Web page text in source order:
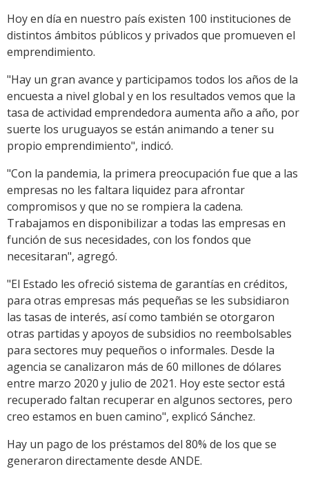
Hoy en día en nuestro país existen 100 instituciones de
distintos ámbitos públicos y privados que promueven el
emprendimiento.
"Hay un gran avance y participamos todos los años de la
encuesta a nivel global y en los resultados vemos que la
tasa de actividad emprendedora aumenta año a año, por
suerte los uruguayos se están animando a tener su
propio emprendimiento", indicó.
"Con la pandemia, la primera preocupación fue que a las
empresas no les faltara liquidez para afrontar
compromisos y que no se rompiera la cadena.
Trabajamos en disponibilizar a todas las empresas en
función de sus necesidades, con los fondos que
necesitaran", agregó.
"El Estado les ofreció sistema de garantías en créditos,
para otras empresas más pequeñas se les subsidiaron
las tasas de interés, así como también se otorgaron
otras partidas y apoyos de subsidios no reembolsables
para sectores muy pequeños o informales. Desde la
agencia se canalizaron más de 60 millones de dólares
entre marzo 2020 y julio de 2021. Hoy este sector está
recuperado faltan recuperar en algunos sectores, pero
creo estamos en buen camino", explicó Sánchez.
Hay un pago de los préstamos del 80% de los que se
generaron directamente desde ANDE.